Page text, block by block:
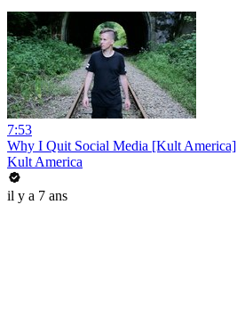
7:53
Why I Quit Social Media [Kult America]
Kult America
il y a 7 ans